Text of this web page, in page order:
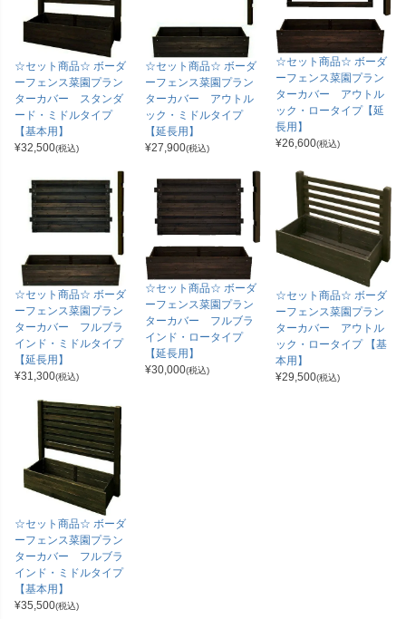
☆セット商品☆ ボーダ
ーフェンス菜園プラン
ターカバー スタンダ
ード・ミドルタイプ
【基本用】
¥32,500(税込)
☆セット商品☆ ボーダ
ーフェンス菜園プラン
ターカバー アウトル
ック・ミドルタイプ
【延長用】
¥27,900(税込)
☆セット商品☆ ボーダ
ーフェンス菜園プラン
ターカバー アウトル
ック・ロータイプ【延
長用】
¥26,600(税込)
☆セット商品☆ ボーダ
ーフェンス菜園プラン
ターカバー フルブラ
インド・ミドルタイプ
【延長用】
¥31,300(税込)
☆セット商品☆ ボーダ
ーフェンス菜園プラン
ターカバー フルブラ
インド・ロータイプ
【延長用】
¥30,000(税込)
☆セット商品☆ ボーダ
ーフェンス菜園プラン
ターカバー アウトル
ック・ロータイプ 【基
本用】
¥29,500(税込)
☆セット商品☆ ボーダ
ーフェンス菜園プラン
ターカバー フルブラ
インド・ミドルタイプ
【基本用】
¥35,500(税込)